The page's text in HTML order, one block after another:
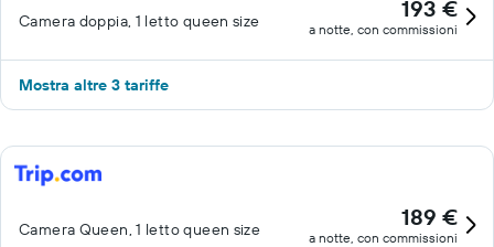
Camera doppia, 1 letto queen size 193 €
a notte, con commissioni
Mostra altre 3 tariffe
Camera Queen, 1 letto queen size 189 €
a notte, con commissioni